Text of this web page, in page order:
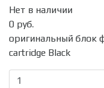
Нет в наличии
0 руб.
оригинальный блок
cartridge Black